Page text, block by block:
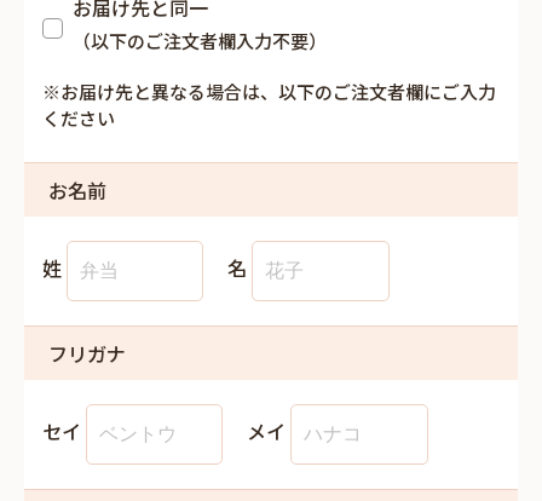
お届け先と同一
（以下のご注文者欄入力不要）
※お届け先と異なる場合は、以下のご注文者欄にご入力
ください
お名前
姓 名
フリガナ
セイ メイ